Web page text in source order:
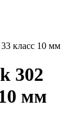
класс 10 мм
302
мм